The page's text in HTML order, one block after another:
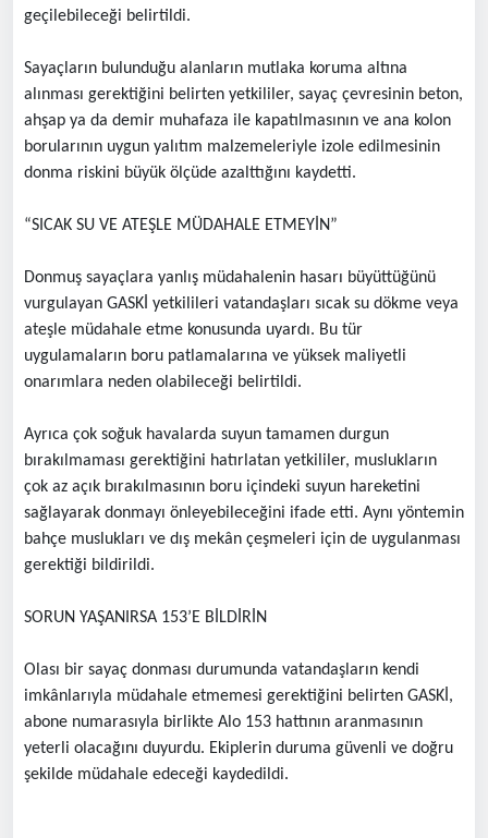
geçilebileceği belirtildi.
Sayaçların bulunduğu alanların mutlaka koruma altına
alınması gerektiğini belirten yetkililer, sayaç çevresinin beton,
ahşap ya da demir muhafaza ile kapatılmasının ve ana kolon
borularının uygun yalıtım malzemeleriyle izole edilmesinin
donma riskini büyük ölçüde azalttığını kaydetti.
“SICAK SU VE ATEŞLE MÜDAHALE ETMEYİN”
Donmuş sayaçlara yanlış müdahalenin hasarı büyüttüğünü
vurgulayan GASKİ yetkilileri vatandaşları sıcak su dökme veya
ateşle müdahale etme konusunda uyardı. Bu tür
uygulamaların boru patlamalarına ve yüksek maliyetli
onarımlara neden olabileceği belirtildi.
Ayrıca çok soğuk havalarda suyun tamamen durgun
bırakılmaması gerektiğini hatırlatan yetkililer, muslukların
çok az açık bırakılmasının boru içindeki suyun hareketini
sağlayarak donmayı önleyebileceğini ifade etti. Aynı yöntemin
bahçe muslukları ve dış mekân çeşmeleri için de uygulanması
gerektiği bildirildi.
SORUN YAŞANIRSA 153’E BİLDİRİN
Olası bir sayaç donması durumunda vatandaşların kendi
imkânlarıyla müdahale etmemesi gerektiğini belirten GASKİ,
abone numarasıyla birlikte Alo 153 hattının aranmasının
yeterli olacağını duyurdu. Ekiplerin duruma güvenli ve doğru
şekilde müdahale edeceği kaydedildi.